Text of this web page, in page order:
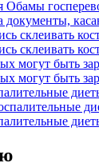
документы,
склеивать
склеивать
могут быть
могут быть